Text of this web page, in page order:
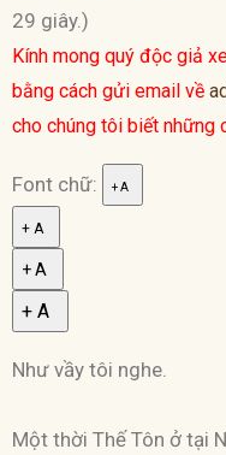
29 giây.)
Kính mong quý độc giả
bằng cách gửi email về
cho chúng tôi biết những
Font chữ: + A
+ A
+ A
+ A
Như vầy tôi nghe.
Một thời Thế Tôn ở tại